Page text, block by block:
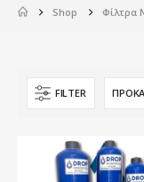
Shop Φίλτρα
FILTER